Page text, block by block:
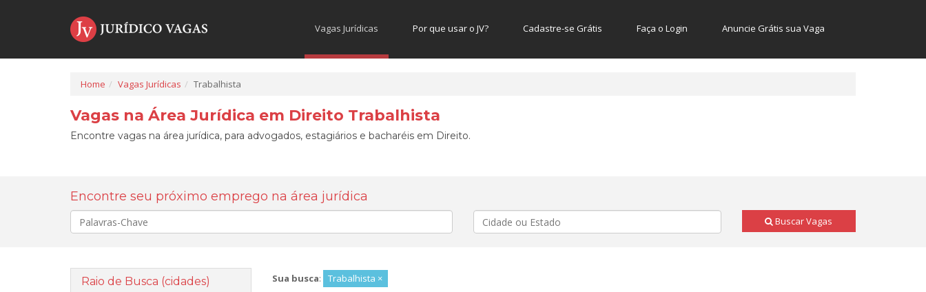
Vagas Jurídicas Por que usar o JV? Cadastre-se Grátis Faça o Login Anuncie Grátis sua Vaga
Home Vagas Jurídicas Trabalhista
Vagas na Área Jurídica em Direito Trabalhista
Encontre vagas na área jurídica, para advogados, estagiários e bacharéis em Direito.
Encontre seu próximo emprego na área jurídica
Palavra-
chave
Cidade Buscar Vagas
Raio de Busca (cidades) Sua busca: Trabalhista ×